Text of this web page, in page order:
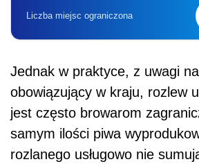
Liczba miejsc ograniczona
Jednak wpraktyce, z uwagi
obowiązujący w kraju, rozlew
jest często browarom
samym ilości piwa
rozlanego usługowo nie